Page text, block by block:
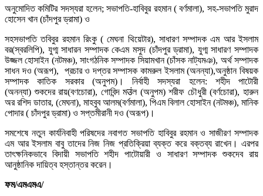
অনুমোদিত কমিটির সদস্যরা হলেন; সভাপতি-হাবিবুর রহমান ( বর্ণমালা), সহ-সভাপতি মুরাদ
হোসেন খান (চাঁদপুর ড্রামা) ও
সহসভাপতি তবিবুর রহমান রিংকু ( মেঘনা থিয়েটার), সাধারণ সম্পাদক এম আর ইসলাম
বর(স্বরলিপি), যুগ্ম সাধারন সম্পাদক কেএম মসুদ (চাঁদপুর ড্রামা), যুগ্ম সাধারণ সম্পাদক
উজ্জল হোসাইন (নটমঞ্চ), সাংগঠনিক সম্পাদক সিয়ামখান (চাঁসক নাট্যমঞ), অর্থ সম্পাদক
সাধন দও (অরূপ), প্রচার ও দপ্তর সম্পাসক কামরুল ইসলাম (অনন্যা),অনুষ্ঠান বিষয়ক
সম্পাদক কাতিক সরকার (অনুপম)। নির্বাহী সদস্যরা হলেন: শহীদ পাটোরী
(অনন্যা) শুকদের রায়(বণচোরা), গোবিন্দ মउंল (অনুপম) শরীফ চৌধুরী (বর্ণচোরা), হারুন
অর রশিদ ডাতার, (মেঘনা), মাহবুব আলম(বর্ণমালা), পিএম বিলাল হোসাইন (নটমঞ্চ), মানিক
পোদার ( চাঁদপুর ড্রামা) ও সপ্তমীরানী দও (অরূপ)।
সমশেষে নতুন কার্যনিবাহী পরিষদের নবাগত সভাপতি হাবিবুর রহমান ও সাজীরণ সম্পাদক
এম আর ইসলাম বাবু তাদের নিজ নিজ প্রতিক্রিয়া ব্যক্ত করে বক্তব্য রাখেন। এরপর
তাৎক্ষনিকভাবে বিদায়ী সভাপতি শহীদ পাটোয়ারী ও সাধারণ সম্পাদক শুকদেব রায়
আনুষ্ঠানিক দায়িত্ব হস্তান্তর করেন।
ফম/এমএমএ/